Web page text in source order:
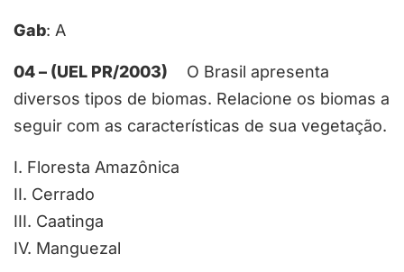
Gab: A
04 – (UEL PR/2003)
O Brasil apresenta
diversos tipos de biomas. Relacione os biomas a
seguir com as características de sua vegetação.
I. Floresta Amazônica
II. Cerrado
III. Caatinga
IV. Manguezal